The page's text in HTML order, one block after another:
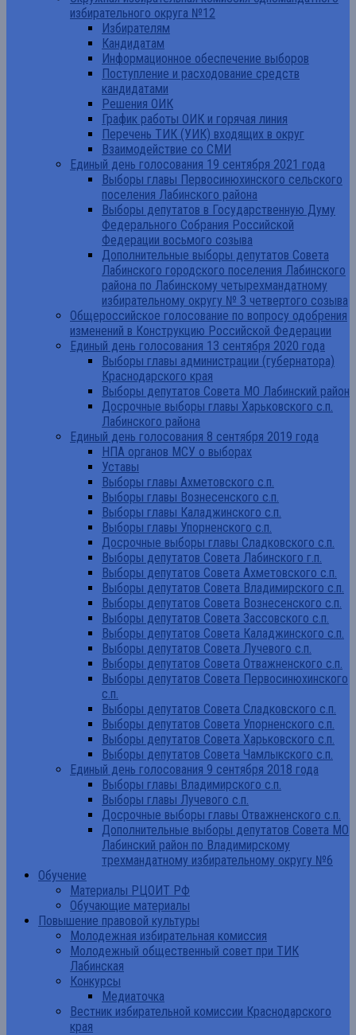
избирательного округа №12
Избирателям
Кандидатам
Информационное обеспечение выборов
Поступление и расходование средств
кандидатами
Решения ОИК
График работы ОИК и горячая линия
Перечень ТИК (УИК) входящих в округ
Взаимодействие со СМИ
Единый день голосования 19 сентября 2021 года
Выборы главы Первосинюхинского сельского
поселения Лабинского района
Выборы депутатов в Государственную Думу
Федерального Собрания Российской
Федерации восьмого созыва
Дополнительные выборы депутатов Совета
Лабинского городского поселения Лабинского
района по Лабинскому четырехмандатному
избирательному округу № 3 четвертого созыва
Общероссийское голосование по вопросу одобрения
изменений в Конструкцию Российской Федерации
Единый день голосования 13 сентября 2020 года
Выборы главы администрации (губернатора)
Краснодарского края
Выборы депутатов Совета МО Лабинский район
Досрочные выборы главы Харьковского с.п.
Лабинского района
Единый день голосования 8 сентября 2019 года
НПА органов МСУ о выборах
Уставы
Выборы главы Ахметовского с.п.
Выборы главы Вознесенского с.п.
Выборы главы Каладжинского с.п.
Выборы главы Упорненского с.п.
Досрочные выборы главы Сладковского с.п.
Выборы депутатов Совета Лабинского г.п.
Выборы депутатов Совета Ахметовского с.п.
Выборы депутатов Совета Владимирского с.п.
Выборы депутатов Совета Вознесенского с.п.
Выборы депутатов Совета Зассовского с.п.
Выборы депутатов Совета Каладжинского с.п.
Выборы депутатов Совета Лучевого с.п.
Выборы депутатов Совета Отважненского с.п.
Выборы депутатов Совета Первосинюхинского
с.п.
Выборы депутатов Совета Сладковского с.п.
Выборы депутатов Совета Упорненского с.п.
Выборы депутатов Совета Харьковского с.п.
Выборы депутатов Совета Чамлыкского с.п.
Единый день голосования 9 сентября 2018 года
Выборы главы Владимирского с.п.
Выборы главы Лучевого с.п.
Досрочные выборы главы Отважненского с.п.
Дополнительные выборы депутатов Совета МО
Лабинский район по Владимирскому
трехмандатному избирательному округу №6
Обучение
Материалы РЦОИТ РФ
Обучающие материалы
Повышение правовой культуры
Молодежная избирательная комиссия
Молодежный общественный совет при ТИК
Лабинская
Конкурсы
Медиаточка
Вестник избирательной комиссии Краснодарского
края